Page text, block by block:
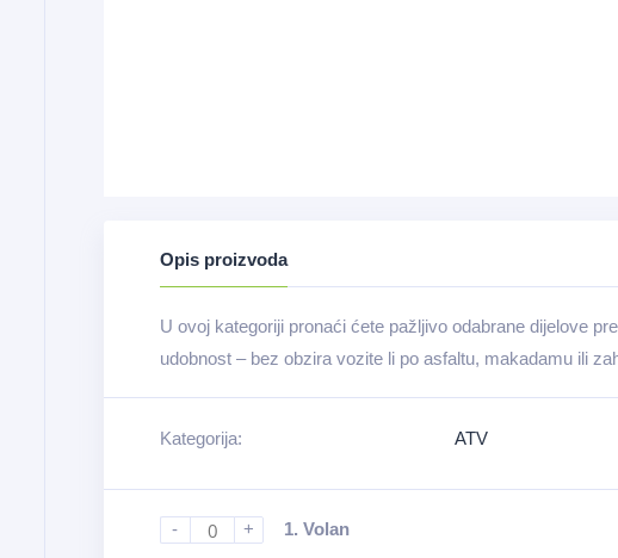
Opis proizvoda
U ovoj kategoriji pronaći ćete pažljivo odabrane dijelove
udobnost – bez obzira vozite li po asfaltu, makadamu ili
Kategorija: ATV
- + 1. Volan